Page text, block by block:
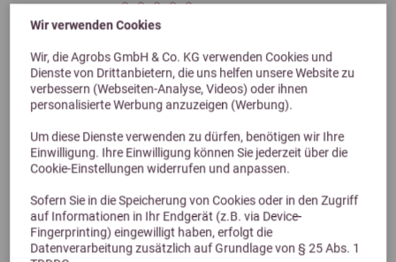
Wir verwenden Cookies
Wir, die Agrobs GmbH & Co. KG verwenden Cookies und
Dienste von Drittanbietern, die uns helfen unsere Website zu
verbessern (Webseiten-Analyse, Videos) oder ihnen
personalisierte Werbung anzuzeigen (Werbung).
Um diese Dienste verwenden zu dürfen, benötigen wir Ihre
Einwilligung. Ihre Einwilligung können Sie jederzeit über die
Cookie-Einstellungen widerrufen und anpassen.
Sofern Sie in die Speicherung von Cookies oder in den Zugriff
auf Informationen in Ihr Endgerät (z.B. via Device-
Fingerprinting) eingewilligt haben, erfolgt die
Datenverarbeitung zusätzlich auf Grundlage von § 25 Abs. 1
28,90 € 25,79 €